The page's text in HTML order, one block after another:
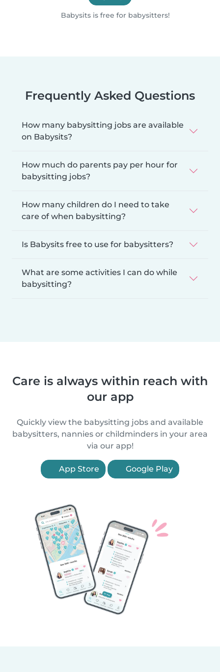
Babysits is free for babysitters!
Frequently Asked Questions
How many babysitting jobs are available
on Babysits?
How much do parents pay per hour for
babysitting jobs?
How many children do I need to take
care of when babysitting?
Is Babysits free to use for babysitters?
What are some activities I can do while
babysitting?
Care is always within reach with
our app
Quickly view the babysitting jobs and available
babysitters, nannies or childminders in your area
via our app!
App Store Google Play